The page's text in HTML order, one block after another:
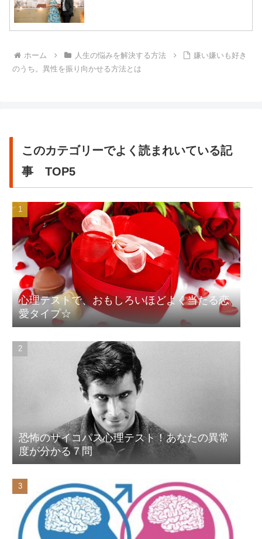
ホーム 人生の悩みを解決する方法
嫌い嫌いも好き
のうち。異性を振り向かせる方法とは
このカテゴリーでよく読まれいている記
事 TOP5
心理テストで、おもしろいほどよく当たる恋
愛タイプ☆
恐怖のサイコパス心理テスト！あなたの異常
度が分かる７問